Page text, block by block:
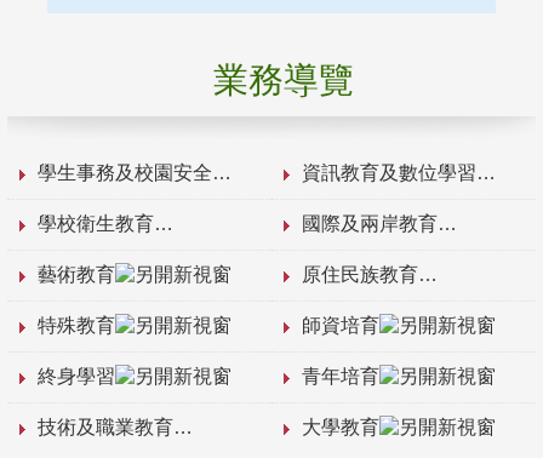
業務導覽
學生事務及校園安全 資訊教育及數位學習
學校衛生教育 國際及兩岸教育
藝術教育 原住民族教育
特殊教育 師資培育
終身學習 青年培育
技術及職業教育 大學教育